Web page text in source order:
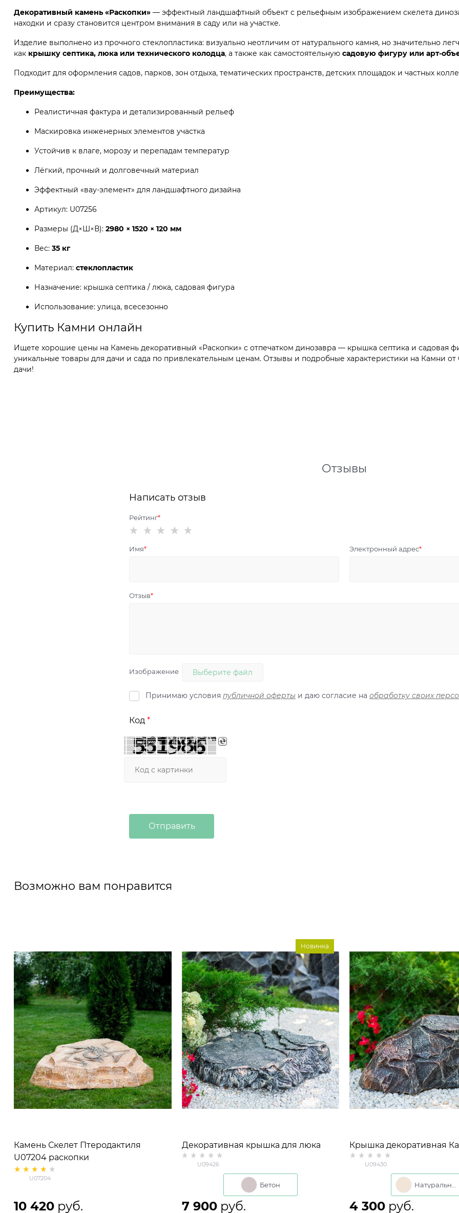
Декоративный камень «Раскопки» — эффектный ландшафтный объект с рельефным изображением скелета
находки и сразу становится центром внимания в саду или на участке.
Изделие выполнено из прочного стеклопластика: визуально неотличим от натурального камня, но значительно
как крышку септика, люка или технического колодца, а также как самостоятельную садовую фигуру или арт-
Подходит для оформления садов, парков, зон отдыха, тематических пространств, детских площадок и частных
Преимущества:
Реалистичная фактура и детализированный рельеф
Маскировка инженерных элементов участка
Устойчив к влаге, морозу и перепадам температур
Лёгкий, прочный и долговечный материал
Эффектный «вау-элемент» для ландшафтного дизайна
Артикул: U07256
Размеры (Д×Ш×В): 2980 × 1520 × 120 мм
Вес: 35 кг
Материал: стеклопластик
Назначение: крышка септика / люка, садовая фигура
Использование: улица, всесезонно
Купить Камни онлайн
Ищете хорошие цены на Камень декоративный «Раскопки» с отпечатком динозавра — крышка септика и садовая
уникальные товары для дачи и сада по привлекательным ценам. Отзывы и подробные характеристики на Камни
дачи!
Отзывы
Написать отзыв
Рейтинг
Имя Электронный адрес
Отзыв
Изображение Выберите файл
Принимаю условия публичной оферты и даю согласие на обработку своих
Код
Возможно вам понравится
Камень Скелет Птеродактиля
U07204 раскопки
U07204
10 420 руб.
Декоративная крышка для люка
Камень плоский U09426
стеклопластик d=60 см
U09426
Бетон
Новинка
7 900 руб.
Крышка декоративная
известняк U09430
ширина 43 см
U09430
4 300 руб.